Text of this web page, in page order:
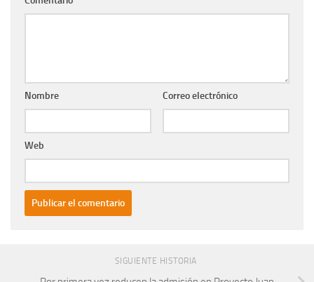
Nombre Correo electrónico
Web
SIGUIENTE HISTORIA